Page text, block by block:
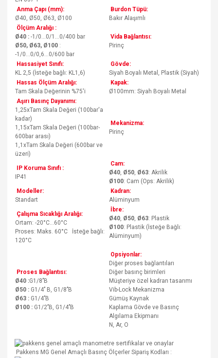
Anma Çapı (mm):
Ø40, Ø50, Ø63, Ø100
Burdon Tüpü:
Bakır Alaşımlı
Ölçüm Aralığı :
Ø40 : -1/0...0/1...0/400 bar
Ø50, Ø63, Ø100 :
-1/0...0/0,6...0/600 bar
Vida Bağlantısı:
Pirinç
Hassasiyet Sınıfı:
KL 2,5 (İsteğe bağlı: KL1,6)
Gövde:
Siyah Boyalı Metal, Plastik (Siyah)
Hassas Ölçüm Aralığı:
Tam Skala Değerinin %75'i
Kapak:
Ø100mm: Siyah Boyalı Metal
Aşırı Basınç Dayanımı:
1,25xTam Skala Değeri (100bar'a
kadar)
1,15xTam Skala Değeri (100bar-
600bar arası)
1,1xTam Skala Değeri (600bar ve
üzeri)
Mekanizma:
Pirinç
IP Koruma Sınıfı :
IP41
Cam:
Ø40, Ø50, Ø63: Akrilik
Ø100: Cam (Ops: Akrilik)
Modeller:
Standart
Kadran:
Alüminyum
Çalışma Sıcaklığı Aralığı:
Ortam: -20°C…60°C
Proses: Maks. 60°C İsteğe bağlı:
120°C
İbre:
Ø40, Ø50, Ø63: Plastik
Ø100: Plastik (İsteğe Bağlı:
Alüminyum)
Proses Bağlantısı:
Ø40 :G1/8’’B
Ø50 : G1/4’’ B, G1/8’’B
Ø63 : G1/4’’B
Ø100 : G1/2’’B, G1/4’’B
Opsiyonlar:
Diğer proses bağlantıları
Diğer basınç birimleri
Müşteriye özel kadran tasarımı
Vib-Lock Mekanizma
Gümüş Kaynak
Kaplama Gövde ve Basınç
Algılama Ekipmanı
N, Ar, O
Pakkens MG Genel Amaçlı Basınç Ölçerler Sipariş Kodları :